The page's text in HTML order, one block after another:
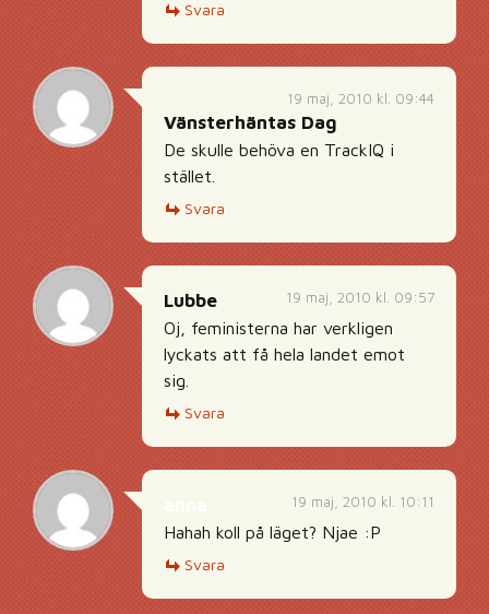
Svara
19 maj, 2010 kl. 09:44
Vänsterhäntas Dag
De skulle behöva en TrackIQ i
stället.
Svara
19 maj, 2010 kl. 09:57
Lubbe
Oj, feministerna har verkligen
lyckats att få hela landet emot
sig.
Svara
19 maj, 2010 kl. 10:11
Hahah koll på läget? Njae :P
Svara